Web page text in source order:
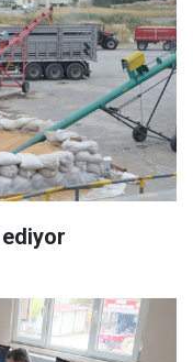
ediyor